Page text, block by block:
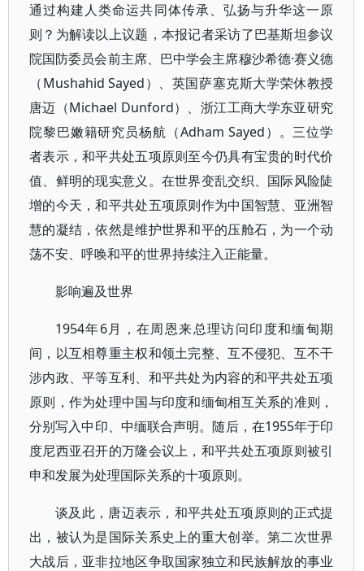
通过构建人类命运共同体传承、弘扬与升华这一原
则？为解读以上议题，本报记者采访了巴基斯坦参议
院国防委员会前主席、巴中学会主席穆沙希德·赛义德
（Mushahid Sayed）、英国萨塞克斯大学荣休教授
唐迈（Michael Dunford）、浙江工商大学东亚研究
院黎巴嫩籍研究员杨航（Adham Sayed）。三位学
者表示，和平共处五项原则至今仍具有宝贵的时代价
值、鲜明的现实意义。在世界变乱交织、国际风险陡
增的今天，和平共处五项原则作为中国智慧、亚洲智
慧的凝结，依然是维护世界和平的压舱石，为一个动
荡不安、呼唤和平的世界持续注入正能量。
影响遍及世界
1954年6月，在周恩来总理访问印度和缅甸期
间，以互相尊重主权和领土完整、互不侵犯、互不干
涉内政、平等互利、和平共处为内容的和平共处五项
原则，作为处理中国与印度和缅甸相互关系的准则，
分别写入中印、中缅联合声明。随后，在1955年于印
度尼西亚召开的万隆会议上，和平共处五项原则被引
申和发展为处理国际关系的十项原则。
谈及此，唐迈表示，和平共处五项原则的正式提
出，被认为是国际关系史上的重大创举。第二次世界
大战后，亚非拉地区争取国家独立和民族解放的事业